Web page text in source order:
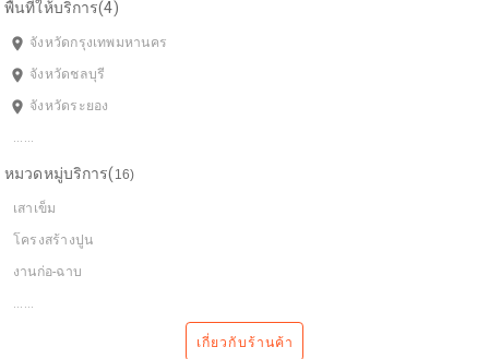
พื้นที่ให้บริการ(4)
room จังหวัดกรุงเทพมหานคร
room จังหวัดชลบุรี
room จังหวัดระยอง
......
หมวดหมู่บริการ( 16)
เสาเข็ม
โครงสร้างปูน
งานก่อ-ฉาบ
......
เกี่ยวกับร้านค้า